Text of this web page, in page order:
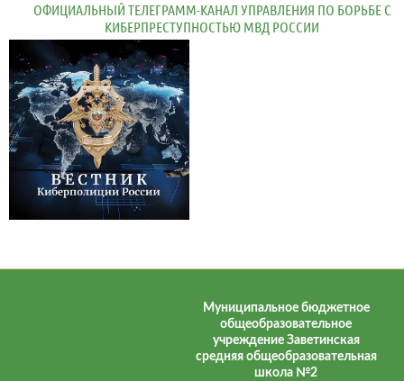
ОФИЦИАЛЬНЫЙ ТЕЛЕГРАММ-КАНАЛ УПРАВЛЕНИЯ ПО БОРЬБЕ С
КИБЕРПРЕСТУПНОСТЬЮ МВД РОССИИ
Муниципальное бюджетное
общеобразовательное
учреждение Заветинская
средняя общеобразовательная
школа №2